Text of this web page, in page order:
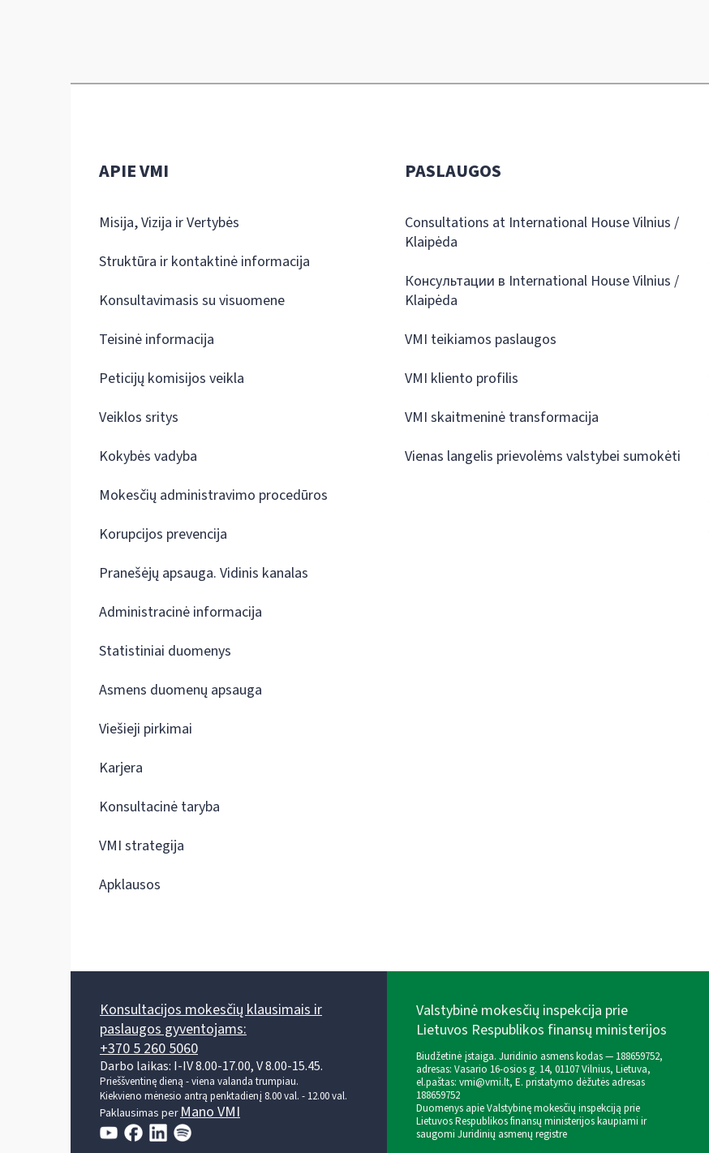
APIE VMI
Misija, Vizija ir Vertybės
Struktūra ir kontaktinė informacija
Konsultavimasis su visuomene
Teisinė informacija
Peticijų komisijos veikla
Veiklos sritys
Kokybės vadyba
Mokesčių administravimo procedūros
Korupcijos prevencija
Pranešėjų apsauga. Vidinis kanalas
Administracinė informacija
Statistiniai duomenys
Asmens duomenų apsauga
Viešieji pirkimai
Karjera
Konsultacinė taryba
VMI strategija
Apklausos
PASLAUGOS
Consultations at International House Vilnius /
Klaipėda
Консультации в International House Vilnius /
Klaipėda
VMI teikiamos paslaugos
VMI kliento profilis
VMI skaitmeninė transformacija
Vienas langelis prievolėms valstybei sumokėti
Konsultacijos mokesčių klausimais ir
paslaugos gyventojams:
+370 5 260 5060
Darbo laikas: I-IV 8.00-17.00, V 8.00-15.45.
Prieššventinę dieną - viena valanda trumpiau.
Kiekvieno mėnesio antrą penktadienį 8.00 val. - 12.00 val.
Paklausimas perMano VMI
Valstybinė mokesčių inspekcija prie
Lietuvos Respublikos finansų ministerijos
Biudžetinė įstaiga. Juridinio asmens kodas — 188659752,
adresas: Vasario 16-osios g. 14, 01107 Vilnius, Lietuva,
el.paštas: vmi@vmi.lt, E. pristatymo dėžutės adresas
188659752
Duomenys apie Valstybinę mokesčių inspekciją prie
Lietuvos Respublikos finansų ministerijos kaupiami ir
saugomi Juridinių asmenų registre